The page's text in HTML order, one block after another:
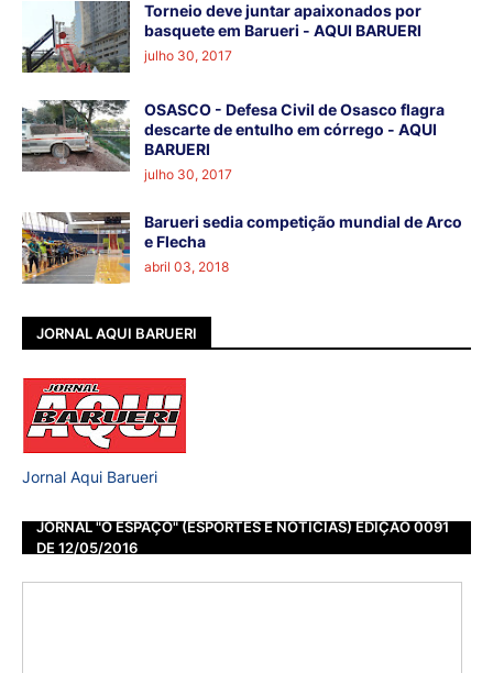
Torneio deve juntar apaixonados por
basquete em Barueri - AQUI BARUERI
julho 30, 2017
OSASCO - Defesa Civil de Osasco flagra
descarte de entulho em córrego - AQUI
BARUERI
julho 30, 2017
Barueri sedia competição mundial de Arco
e Flecha
abril 03, 2018
JORNAL AQUI BARUERI
Jornal Aqui Barueri
JORNAL "O ESPAÇO" (ESPORTES E NOTÍCIAS) EDIÇÃO 0091
DE 12/05/2016